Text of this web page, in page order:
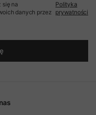
się na
danych przez
Polityka
prywatności